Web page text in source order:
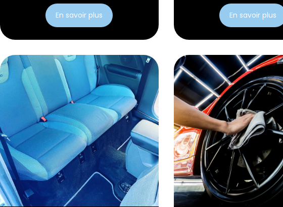
En savoir plus En savoir plus